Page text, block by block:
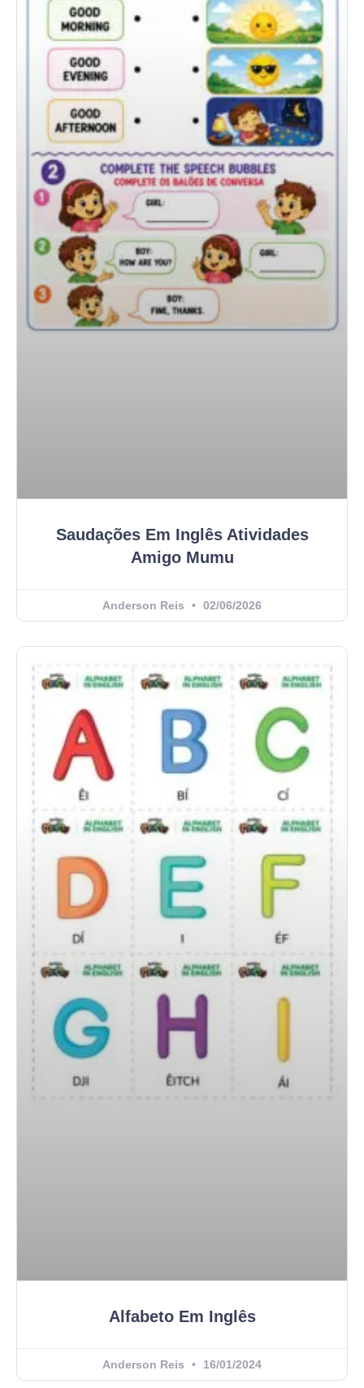
Saudações Em Inglês Atividades
Amigo Mumu
Anderson Reis 02/06/2026
Alfabeto Em Inglês
Anderson Reis 16/01/2024